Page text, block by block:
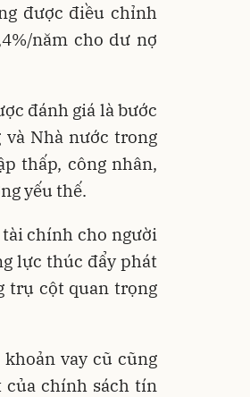
được điều chỉnh
năm cho dư nợ
đánh giá là bước
Nhà nước trong
thấp, công nhân,
yếu thế.
chính cho người
lực thúc đẩy phát
trụ cột quan trọng
vay cũ cũng
chính sách tín